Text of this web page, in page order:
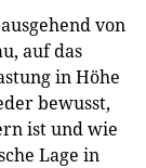
von
auf das
in Höhe
bewusst,
ist und wie
Lage in